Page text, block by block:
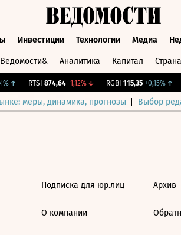
Инвестиции Технологии Медиа
Ведомости& Аналитика Капитал Страна
↑ RTSI 874,64 -1,12%↓ RGBI 115,35 +0,15%↑
меры, динамика, прогнозы Выбор
Подписка для юр.лиц
О компании
Архив